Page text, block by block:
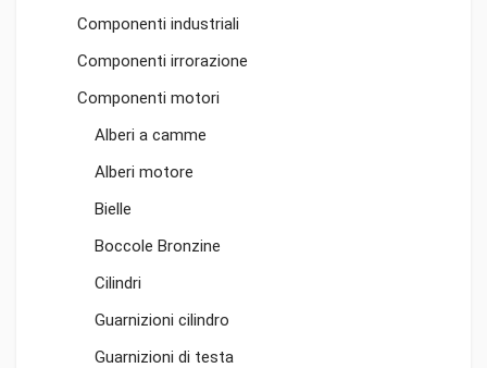
Componenti industriali
Componenti irrorazione
Componenti motori
Alberi a camme
Alberi motore
Bielle
Boccole Bronzine
Cilindri
Guarnizioni cilindro
Guarnizioni di testa